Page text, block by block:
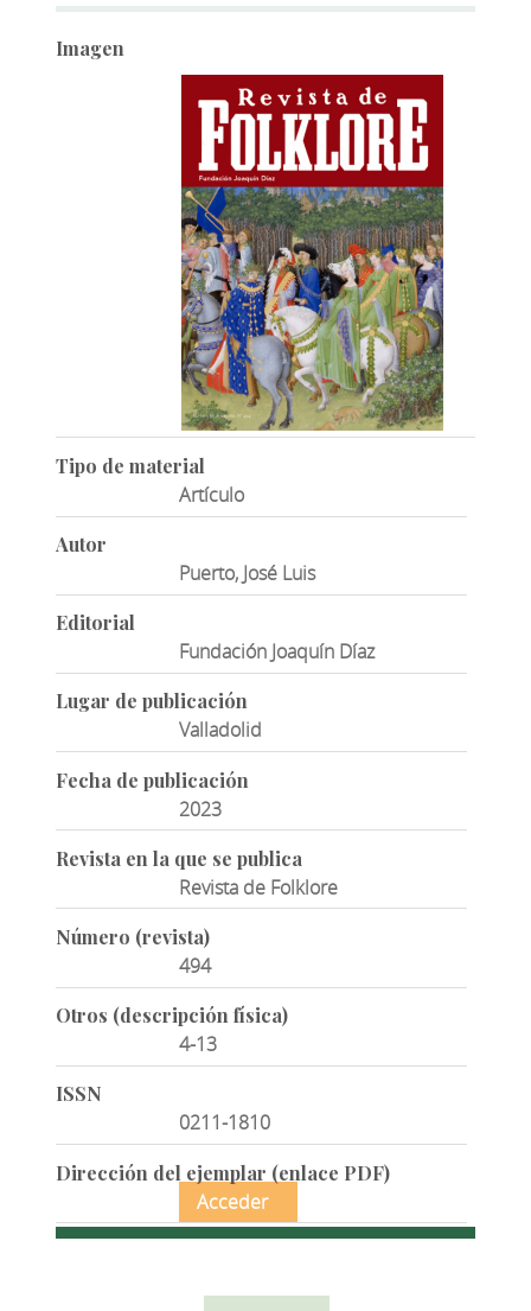
Imagen
Tipo de material
Artículo
Autor
Puerto, José Luis
Editorial
Fundación Joaquín Díaz
Lugar de publicación
Valladolid
Fecha de publicación
2023
Revista en la que se publica
Revista de Folklore
Número (revista)
494
Otros (descripción física)
4-13
ISSN
0211-1810
Dirección del ejemplar (enlace PDF)
Acceder